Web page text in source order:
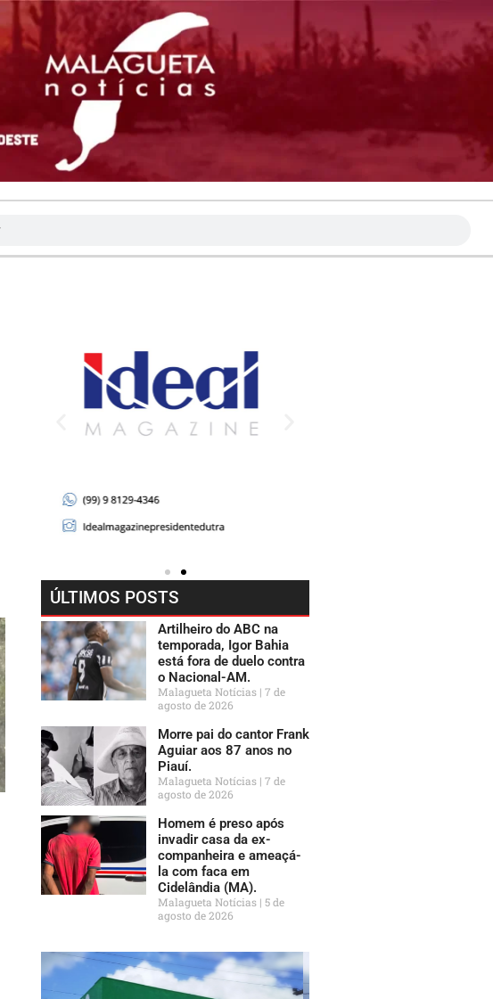
ÚLTIMOS POSTS
Artilheiro do ABC na
temporada, Igor Bahia
está fora de duelo contra
o Nacional-AM.
Malagueta Notícias 7 de
agosto de 2026
Morre pai do cantor Frank
Aguiar aos 87 anos no
Piauí.
Malagueta Notícias 7 de
agosto de 2026
Homem é preso após
invadir casa da ex-
companheira e ameaçá-
la com faca em
Cidelândia (MA).
Malagueta Notícias 5 de
agosto de 2026